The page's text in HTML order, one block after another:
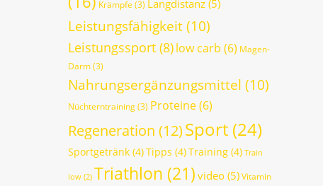
Krämpfe (3) Langdistanz (5)
Leistungsfähigkeit(10)
Leistungssport (8)low carb (6) Magen-
Darm(3)
Nahrungsergänzungsmittel (10)
Nüchterntraining(3) Proteine(6)
Regeneration (12)Sport (24)
Sportgetränk (4)Tipps (4)Training (4) Train
low (2) Triathlon (21) video (5)Vitamin